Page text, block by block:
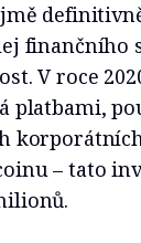
finančního
V roce
platbami,
– tato